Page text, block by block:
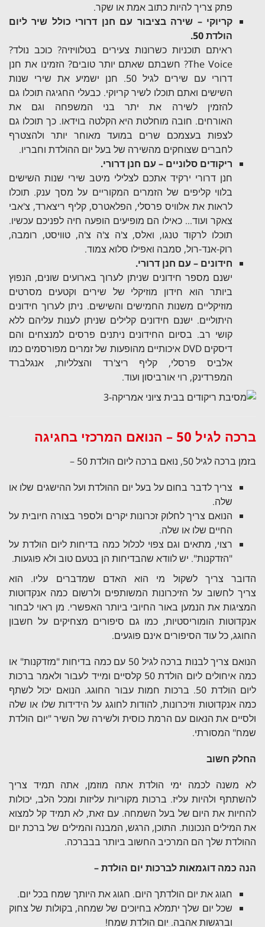
פתק צריך להיות כתוב אמת או שקר.
קריוקי – שירה בציבור עם חנן דרורי כולל שיר ליום
הולדת 50.
ראיתם תוכניות כשרונות צעירים בטלוויזיה? כוכב נולד?
The Voice? חשבתם שאתם יותר טובים? הזמינו את חנן
דרורי עם שירים לגיל 50. חנן ישמיע את שירי שנות
השישים ואתם תוכלו לשיר קריוקי. כבעלי החגיגה תוכלו גם
להזמין לשירה את יתר בני המשפחה וגם את
האורחים. חובה מוחלטת היא הקלטה בוידאו. כך תוכלו גם
לצפות בעצמכם שרים במועד מאוחר יותר ולהצטרף
לחברים שצוחקים מהשירה של בעל יום ההולדת וחבריו.
ריקודים סלוניים – עם חנן דרורי.
חנן דרורי ירקיד אתכם לצלילי מיטב שירי שנות השישים
בלווי קליפים של הזמרים המקוריים על מסך ענק. תוכלו
לראות את אלוויס פרסלי, הפלאטרס, קליף ריצארד, צ'אבי
צאקר ועוד… כאילו הם מופיעים הופעה חיה לפניכם עכשיו.
תוכלו לרקוד טנגו, ואלס, צ'ה צ'ה צ'ה, טוויסט, רומבה,
רוק-אנד-רול, סמבה ואפילו סלוא צמוד.
חידונים – עם חנן דרורי.
ישנם מספר חידונים שניתן לערוך בארועים שונים, הנפוץ
ביותר הוא חידון מוזיקלי של שירים וקטעים מסרטים
מוזיקליים משנות החמישים והשישים. ניתן לערוך חידונים
היתוליים. ישנם חידונים קלילים שניתן לענות עליהם ללא
קושי רב. בסיום החידונים ניתנים פרסים למנצחים והם
דיסקים DVD איכותיים מהופעות של זמרים מפורסמים כמו
אלביס פרסלי, קליף ריצ'רד והצלליות, אנגלברד
המפרדינק, רוי אורביסון ועוד.
ברכה לגיל 50 – הנואם המרכזי בחגיגה
בזמן ברכה לגיל 50, נואם ברכה ליום הולדת 50 –
צריך לדבר בחום על בעל יום ההולדת ועל ההישגים שלו או
שלה.
הנואם צריך לחלוק זכרונות יקרים ולספר בצורה חיובית על
החיים שלו או שלה.
רצוי, מתאים וגם צפוי לכלול כמה בדיחות ליום הולדת על
"הזדקנות". יש לוודא שהבדיחות הן בטעם טוב ולא פוגעות.
הדובר צריך לשקול מי הוא האדם שמדברים עליו. הוא
צריך לחשוב על הזיכרונות המשותפים ולרשום כמה אנקדוטות
המציגות את הנמען באור החיובי ביותר האפשרי. מן ראוי לבחור
אנקדוטות הומוריסטיות, כמו גם סיפורים מצחיקים על חשבון
החוגג, כל עוד הסיפורים אינם פוגעים.
הנואם צריך לבנות ברכה לגיל 50 עם כמה בדיחות "מזדקנות" או
כמה איחולים ליום הולדת 50 קלסיים ומייד לעבור ולאמר ברכות
ליום הולדת 50. ברכות חמות עבור החוגג. הנואם יכול לשתף
כמה אנקדוטות וזיכרונות, להודות לחוגג על הידידות שלו או שלה
ולסיים את הנאום עם הרמת כוסית ולשירה של השיר "יום הולדת
שמח" המסורתי.
החלק חשוב
לא משנה לכמה ימי הולדת אתה מוזמן, אתה תמיד צריך
להשתתף ולהיות עליז. ברכות מקוריות עליזות ומכל הלב, יכולות
להחיות את היום של בעל השמחה. עם זאת, לא תמיד קל למצוא
את המילים הנכונות. התוכן, הרגש, המבנה והמילים של ברכת יום
ההולדת שלך הם המרכיב החשוב ביותר בבברכה.
הנה כמה דוגמאות לברכות יום הולדת –
חגוג את יום הולדתך היום. חגוג את היותך שמח בכל יום.
שכל יום שלך יתמלא בחיוכים של שמחה, בקולות של צחוק
וברגשות אהבה. יום הולדת שמח!